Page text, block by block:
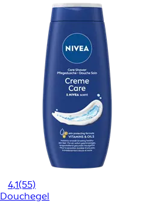
4,1(55)
Douchegel